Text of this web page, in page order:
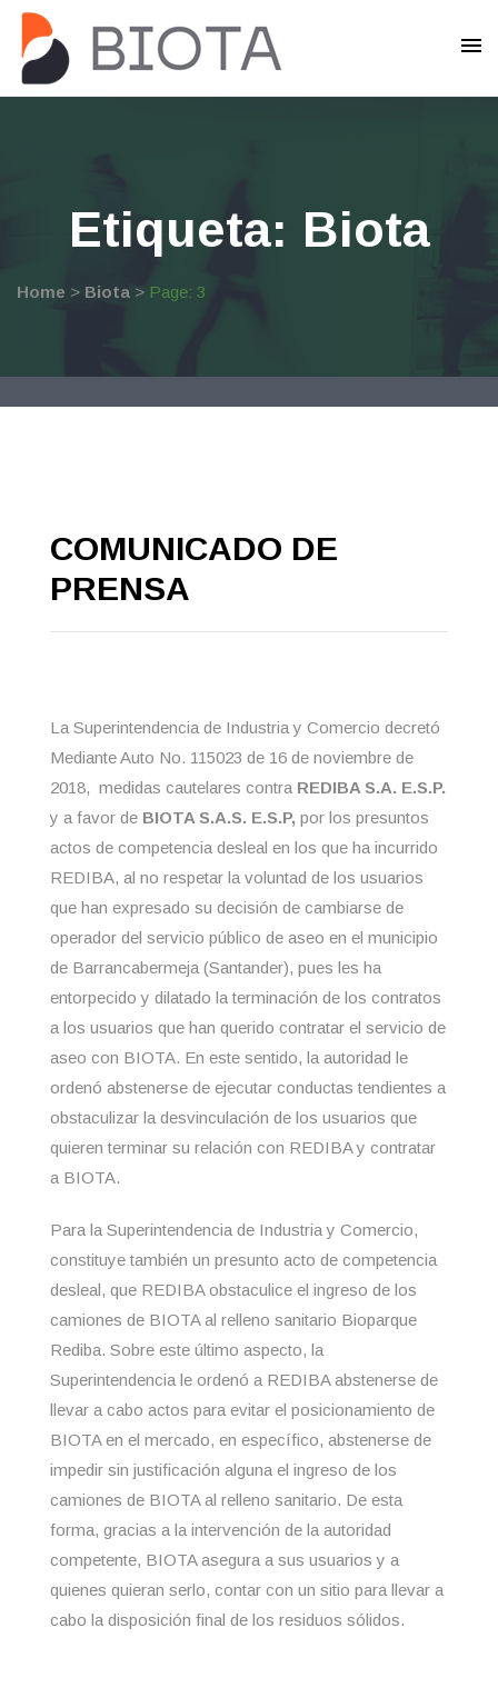
Skip
content
Etiqueta: Biota
Home > Biota > Page: 3
COMUNICADO DE
PRENSA
La Superintendencia de Industria y Comercio decretó
Mediante Auto No. 115023 de 16 de noviembre de
2018, medidas cautelares contra REDIBA S.A. E.S.P.
y a favor de BIOTA S.A.S. E.S.P, por los presuntos
actos de competencia desleal en los que ha incurrido
REDIBA, al no respetar la voluntad de los usuarios
que han expresado su decisión de cambiarse de
operador del servicio público de aseo en el municipio
de Barrancabermeja (Santander), pues les ha
entorpecido y dilatado la terminación de los contratos
a los usuarios que han querido contratar el servicio de
aseo con BIOTA. En este sentido, la autoridad le
ordenó abstenerse de ejecutar conductas tendientes a
obstaculizar la desvinculación de los usuarios que
quieren terminar su relación con REDIBA y contratar
a BIOTA.
Para la Superintendencia de Industria y Comercio,
constituye también un presunto acto de competencia
desleal, que REDIBA obstaculice el ingreso de los
camiones de BIOTA al relleno sanitario Bioparque
Rediba. Sobre este último aspecto, la
Superintendencia le ordenó a REDIBA abstenerse de
llevar a cabo actos para evitar el posicionamiento de
BIOTA en el mercado, en específico, abstenerse de
impedir sin justificación alguna el ingreso de los
camiones de BIOTA al relleno sanitario. De esta
forma, gracias a la intervención de la autoridad
competente, BIOTA asegura a sus usuarios y a
quienes quieran serlo, contar con un sitio para llevar a
cabo la disposición final de los residuos sólidos.